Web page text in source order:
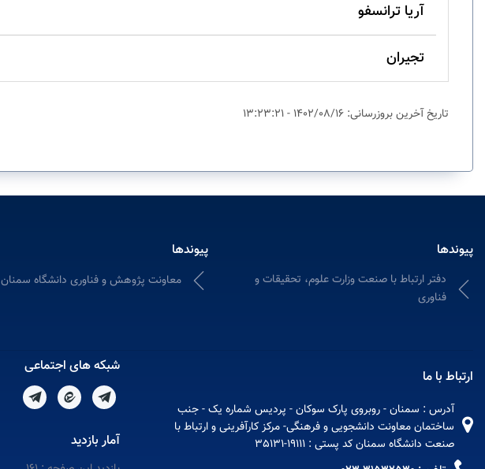
آریا ترانسفو
تجیران
تاریخ آخرین بروزرسانی: 1402/08/16 - 13:23:21
پیوندها
دفتر ارتباط با صنعت وزارت علوم، تحقیقات و
فناوری
پیوندها
معاونت پژوهش و فناوری دانشگاه سمنان
ارتباط با ما
آدرس : سمنان - روبروی پارک سوکان - پردیس شماره یک - جنب
ساختمان معاونت دانشجویی و فرهنگی- مرکز کارآفرینی و ارتباط با
صنعت دانشگاه سمنان کد پستی : 19111-35131
شبکه های اجتماعی
آمار بازدید